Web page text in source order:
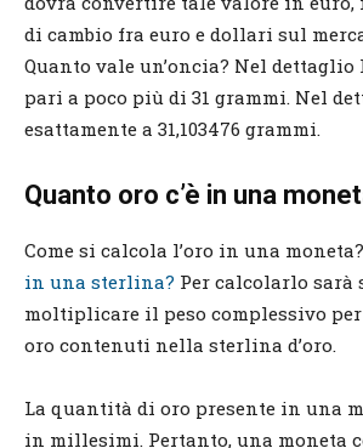
di cambio fra euro e dollari sul
Quanto vale un’oncia? Nel dettaglio
pari a poco più di 31 grammi. Nel
esattamente a 31,103476 grammi.
Quanto oro c’è in una
Come si calcola l’oro in una moneta?
in una sterlina? Per calcolarlo sarà
moltiplicare il peso complessivo
oro contenuti nella sterlina d’oro.
La quantità di oro presente in una
in millesimi. Pertanto, una moneta